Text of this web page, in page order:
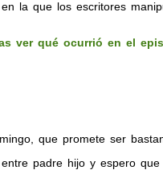
la que los escritores
ver qué ocurrió en el
que promete ser
padre hijo y espero